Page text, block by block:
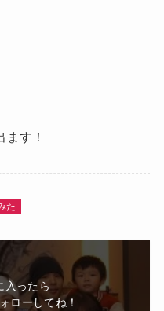
す！
た
入ったら
ローしてね！